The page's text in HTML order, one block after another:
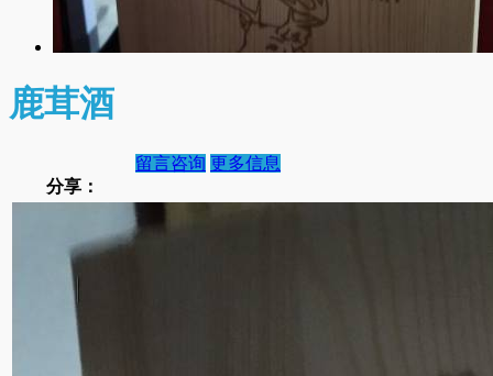
鹿茸酒
留言咨询 更多信息
分享：